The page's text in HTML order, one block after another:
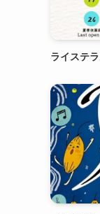
ライステ